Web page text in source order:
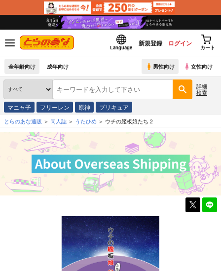
Language
新規登録 ログイン
カート
全年齢向け 成年向け 男性向け 女性向け
詳細
検索
マニャ子 フリーレン 原神 プリキュア
とらのあな通販 同人誌 うたひめ ウチの艦板娘たち２